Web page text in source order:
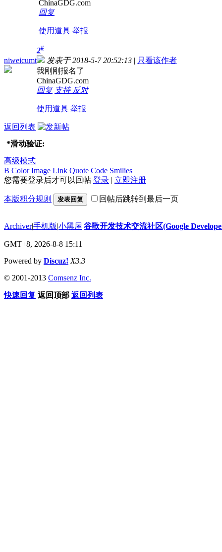
ChinaGDG.com
回复
使用道具 举报
niweicumt
2#
发表于 2018-5-7 20:52:13 | 只看该作者
我刚刚报名了
ChinaGDG.com
回复 支持 反对
使用道具 举报
返回列表
*滑动验证:
高级模式
B Color Image Link Quote Code Smilies
您需要登录后才可以回帖 登录 | 立即注册
本版积分规则 发表回复 回帖后跳转到最后一页
Archiver|手机版|小黑屋|谷歌开发技术交流社区(Google
GMT+8, 2026-8-8 15:11
Powered by Discuz! X3.3
© 2001-2013 Comsenz Inc.
快速回复 返回顶部 返回列表